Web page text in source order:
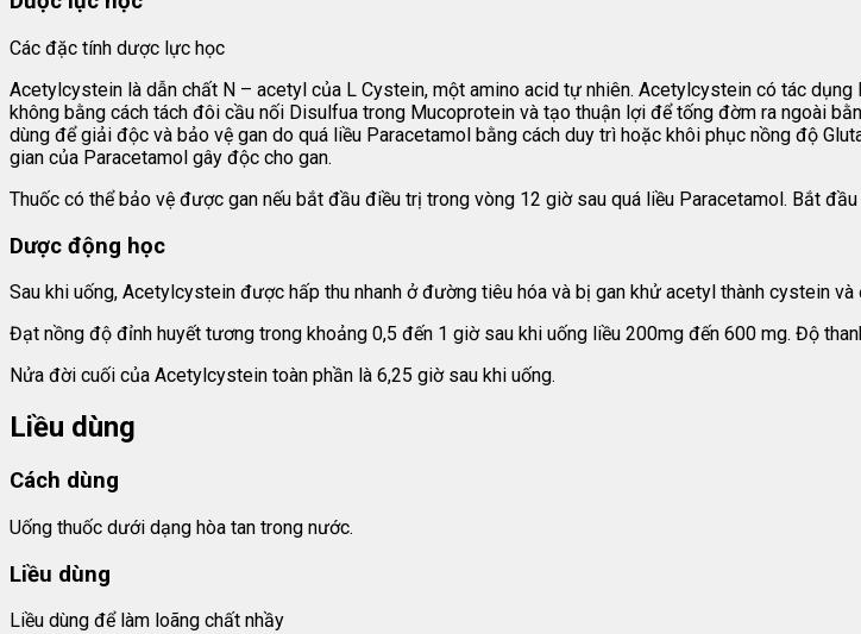
Các đặc tính dược lực học
Acetylcystein là dẫn chất N – acetyl của L Cystein, một amino acid tự nhiên. Acetylcystein có tác
không bằng cách tách đôi cầu nối Disulfua trong Mucoprotein và tạo thuận lợi để tống đờm ra ngoài
dùng để giải độc và bảo vệ gan do quá liều Paracetamol bằng cách duy trì hoặc khôi phục nồng độ
gian của Paracetamol gây độc cho gan.
Thuốc có thể bảo vệ được gan nếu bắt đầu điều trị trong vòng 12 giờ sau quá liều Paracetamol. Bắt
Dược động học
Sau khi uống, Acetylcystein được hấp thu nhanh ở đường tiêu hóa và bị gan khử acetyl thành cystein và
Đạt nồng độ đỉnh huyết tương trong khoảng 0,5 đến 1 giờ sau khi uống liều 200mg đến 600 mg. Độ
Nửa đời cuối của Acetylcystein toàn phần là 6,25 giờ sau khi uống.
Liều dùng
Cách dùng
Uống thuốc dưới dạng hòa tan trong nước.
Liều dùng
Liều dùng để làm loãng chất nhầy